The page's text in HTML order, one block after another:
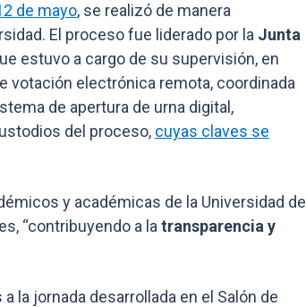
de mayo, se realizó de manera
El proceso fue liderado por la Junta
estuvo a cargo de su supervisión, en
votación electrónica remota, coordinada
de apertura de urna digital,
del proceso, cuyas claves se
y académicas de la Universidad de
“contribuyendo a la transparencia y
la jornada desarrollada en el Salón de